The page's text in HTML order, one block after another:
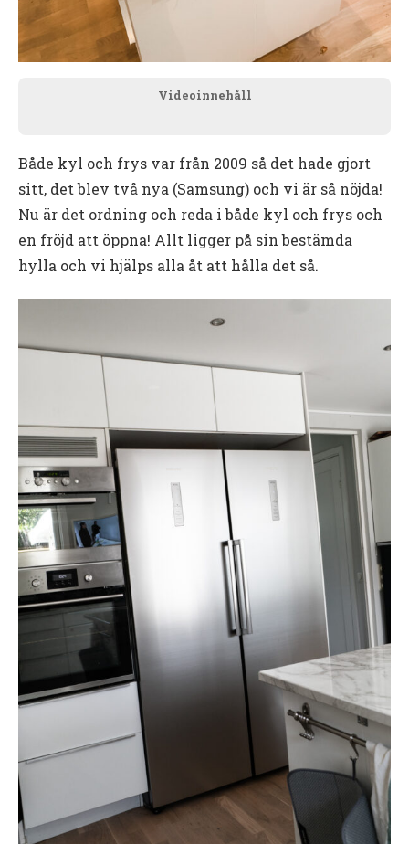
Videoinnehåll
Både kyl och frys var från 2009 så det hade gjort
sitt, det blev två nya (Samsung) och vi är så nöjda!
Nu är det ordning och reda i både kyl och frys och
en fröjd att öppna! Allt ligger på sin bestämda
hylla och vi hjälps alla åt att hålla det så.